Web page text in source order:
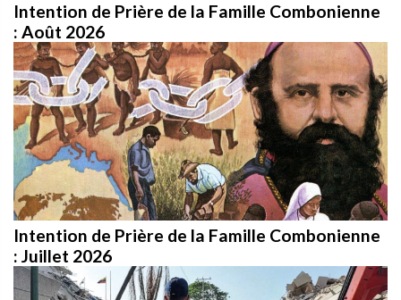
Intention de Prière de la Famille Combonienne
: Août 2026
Intention de Prière de la Famille Combonienne
: Juillet 2026